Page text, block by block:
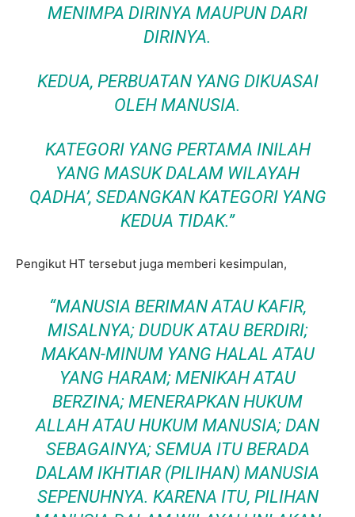
MENIMPA DIRINYA MAUPUN DARI
DIRINYA.
KEDUA, PERBUATAN YANG DIKUASAI
OLEH MANUSIA.
KATEGORI YANG PERTAMA INILAH
YANG MASUK DALAM WILAYAH
QADHA’, SEDANGKAN KATEGORI YANG
KEDUA TIDAK.”
Pengikut HT tersebut juga memberi kesimpulan,
“MANUSIA BERIMAN ATAU KAFIR,
MISALNYA; DUDUK ATAU BERDIRI;
MAKAN-MINUM YANG HALAL ATAU
YANG HARAM; MENIKAH ATAU
BERZINA; MENERAPKAN HUKUM
ALLAH ATAU HUKUM MANUSIA; DAN
SEBAGAINYA; SEMUA ITU BERADA
DALAM IKHTIAR (PILIHAN) MANUSIA
SEPENUHNYA. KARENA ITU, PILIHAN